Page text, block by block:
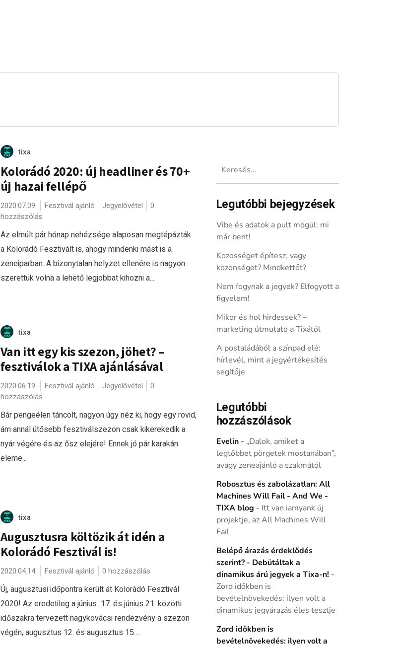
tixa
Kolorádó 2020: új headliner és 70+
új hazai fellépő
2020.07.09. Fesztivál ajánló Jegyelővétel
0
hozzászólás
Az elmúlt pár hónap nehézsége alaposan megtépázták
a Kolorádó Fesztivált is, ahogy mindenki mást is a
zeneiparban. A bizonytalan helyzet ellenére is nagyon
szerettük volna a lehető legjobbat kihozni a...
tixa
Van itt egy kis szezon, jöhet? –
fesztiválok a TIXA ajánlásával
2020.06.19. Fesztivál ajánló Jegyelővétel
0
hozzászólás
Bár pengeélen táncolt, nagyon úgy néz ki, hogy egy rövid,
ám annál ütősebb fesztiválszezon csak kikerekedik a
nyár végére és az ősz elejére! Ennek jó pár karakán
eleme...
tixa
Augusztusra költözik át idén a
Kolorádó Fesztivál is!
2020.04.14. Fesztivál ajánló 0 hozzászólás
Új, augusztusi időpontra került át Kolorádó Fesztivál
2020! Az eredetileg a június 17. és június 21. közötti
időszakra tervezett nagykovácsi rendezvény a szezon
végén, augusztus 12. és augusztus 15....
Legutóbbi bejegyzések
Vibe és adatok a pult mögül: mi
már bent!
Közösséget építesz, vagy
közönséget? Mindkettőt?
Nem fogynak a jegyek? Elfogyott a
figyelem!
Mikor és hol hirdessek? –
marketing útmutató a Tixától
A postaládából a színpad elé:
hírlevél, mint a jegyértékesítés
segítője
Legutóbbi
hozzászólások
Evelin- „Dalok, amiket a
legtöbbet pörgetek mostanában”,
avagy zeneajánló a szakmától
Robosztus és zabolázatlan: All
Machines Will Fail - And We -
TIXA blog - Itt van iamyank új
projektje, az All Machines Will
Fail
Belépő árazás érdeklődés
szerint? - Debütáltak a
dinamikus árú jegyek a Tixa-n! -
Zord időkben is
bevételnövekedés: ilyen volt a
dinamikus jegyárazás éles tesztje
Zord időkben is
bevételnövekedés: ilyen volt a